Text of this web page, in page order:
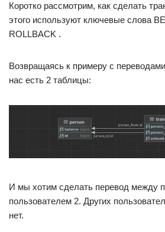
Коротко рассмотрим, как сделать
этого используют ключевые слова
ROLLBACK .
Возвращаясь к примеру с
нас есть 2 таблицы:
И мы хотим сделать перевод между
пользователем 2. Других
нет.